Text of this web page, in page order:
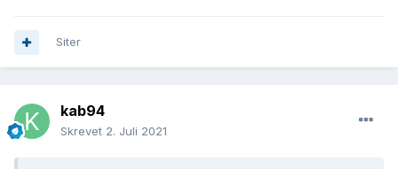
Siter
kab94
Skrevet 2. Juli 2021